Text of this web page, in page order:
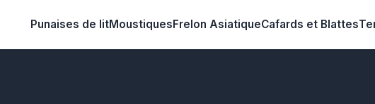
Punaises de litMoustiquesFrelon AsiatiqueCafards et Blattes